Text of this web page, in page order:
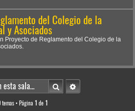
del Colegio de la
y Asociados
Proyecto de Reglamento del Colegio de la
BuscarBúsqueda avanzada
temas • Página 1 de 1